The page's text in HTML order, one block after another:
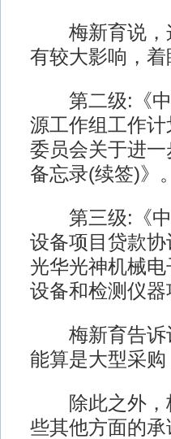
梅新育说，这
有较大影响，
第二级:《中
源工作组工作
委员会关于进
备忘录(续签)》。
第三级:《中
设备项目贷款
光华光神机械
设备和检测仪器
梅新育告诉记
能算是大型采
除此之外，梅
些其他方面的